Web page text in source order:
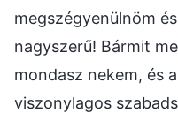
megszégyenülnöm
nagyszerű! Bármit
mondasz nekem, és
viszonylagos